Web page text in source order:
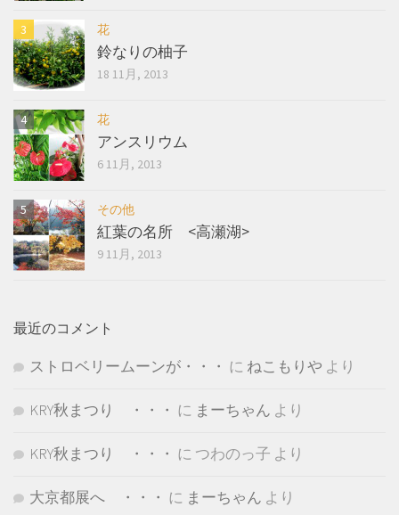
花
鈴なりの柚子
18 11月, 2013
花
アンスリウム
6 11月, 2013
その他
紅葉の名所 <高瀬湖>
9 11月, 2013
最近のコメント
ストロベリームーンが・・・ に ねこもりや より
KRY秋まつり ・・・ に まーちゃん より
KRY秋まつり ・・・ に つわのっ子 より
大京都展へ ・・・ に まーちゃん より